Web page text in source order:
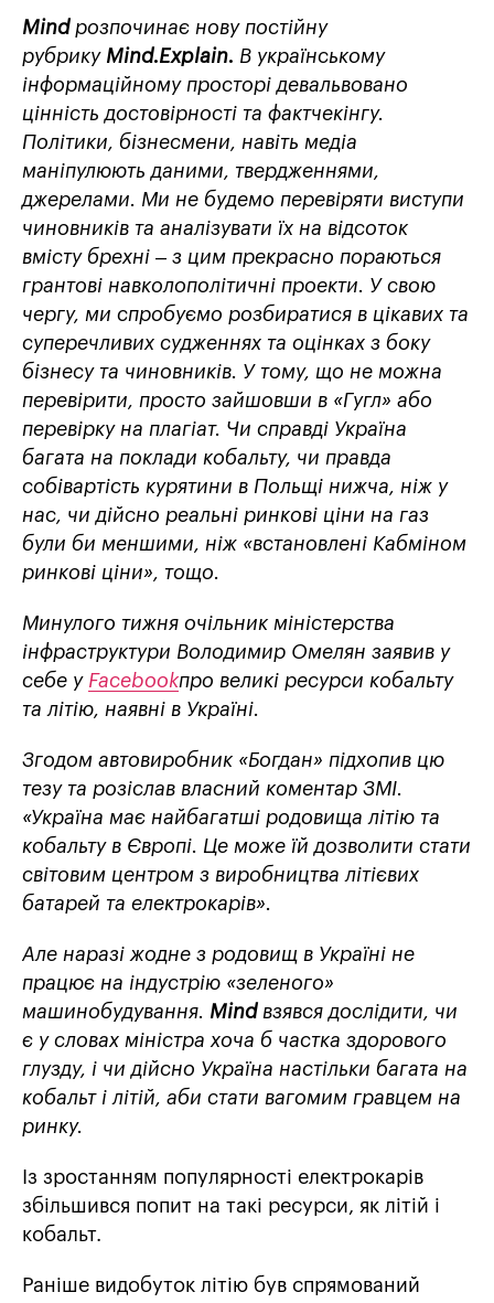
Mindрозпочинає нову постійну
рубрику Mind.Explain. В українському
інформаційному просторі девальвовано
цінність достовірності та фактчекінгу.
Політики, бізнесмени, навіть медіа
маніпулюють даними, твердженнями,
джерелами. Ми не будемо перевіряти виступи
чиновників та аналізувати їх на відсоток
вмісту брехні – з цим прекрасно пораються
грантові навколополітичні проекти. У свою
чергу, ми спробуємо розбиратися в цікавих та
суперечливих судженнях та оцінках з боку
бізнесу та чиновників. У тому, що не можна
перевірити, просто зайшовши в «Гугл» або
перевірку на плагіат. Чи справді Україна
багата на поклади кобальту, чи правда
собівартість курятини в Польщі нижча, ніж у
нас, чи дійсно реальні ринкові ціни на газ
були би меншими, ніж «встановлені Кабміном
ринкові ціни», тощо.
Минулого тижня очільник міністерства
інфраструктури Володимир Омелян заявив у
себе у Facebookпро великі ресурси кобальту
та літію, наявні в Україні.
Згодом автовиробник «Богдан» підхопив цю
тезу та розіслав власний коментар ЗМІ.
«Україна має найбагатші родовища літію та
кобальту в Європі. Це може їй дозволити стати
світовим центром з виробництва літієвих
батарей та електрокарів».
Але наразі жодне з родовищ в Україні не
працює на індустрію «зеленого»
машинобудування. Mindвзявся дослідити, чи
є у словах міністра хоча б частка здорового
глузду, і чи дійсно Україна настільки багата на
кобальт і літій, аби стати вагомим гравцем на
ринку.
Із зростанням популярності електрокарів
збільшився попит на такі ресурси, як літій і
кобальт.
Раніше видобуток літію був спрямований